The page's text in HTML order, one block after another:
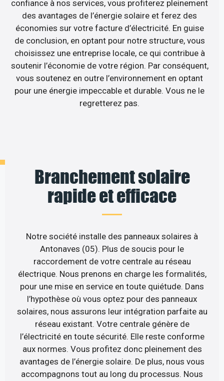
confiance à nos services, vous profiterez pleinement
des avantages de l’énergie solaire et ferez des
économies sur votre facture d’électricité. En guise
de conclusion, en optant pour notre structure, vous
choisissez une entreprise locale, ce qui contribue à
soutenir l’économie de votre région. Par conséquent,
vous soutenez en outre l’environnement en optant
pour une énergie impeccable et durable. Vous ne le
regretterez pas.
Branchement solaire
rapide et efficace
Notre société installe des panneaux solaires à
Antonaves (05). Plus de soucis pour le
raccordement de votre centrale au réseau
électrique. Nous prenons en charge les formalités,
pour une mise en service en toute quiétude. Dans
l’hypothèse où vous optez pour des panneaux
solaires, nous assurons leur intégration parfaite au
réseau existant. Votre centrale génère de
l’électricité en toute sécurité. Elle reste conforme
aux normes. Vous profitez donc pleinement des
avantages de l’énergie solaire. De plus, nous vous
accompagnons tout au long du processus. Nous